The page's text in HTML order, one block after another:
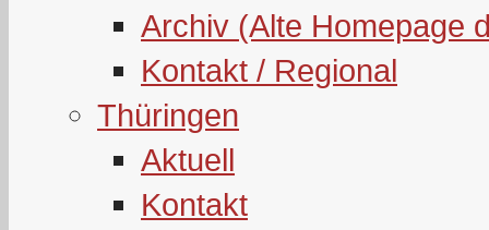
Archiv (Alte Homepage
Kontakt / Regional
Thüringen
Aktuell
Kontakt